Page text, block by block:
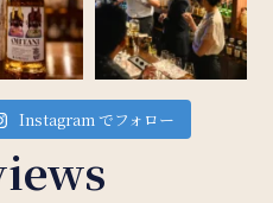
Instagram でフォロー